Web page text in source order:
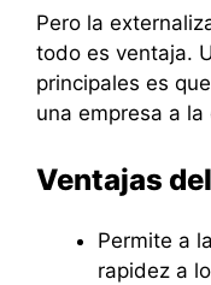
Pero la
todo es ventaja.
principales es
una empresa a
Ventajas
Permite a
rapidez a